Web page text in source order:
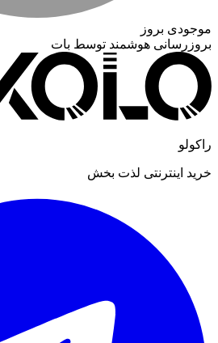
موجودی بروز
بروزرسانی هوشمند توسط بات
راکولو
خرید اینترنتی لذت بخش